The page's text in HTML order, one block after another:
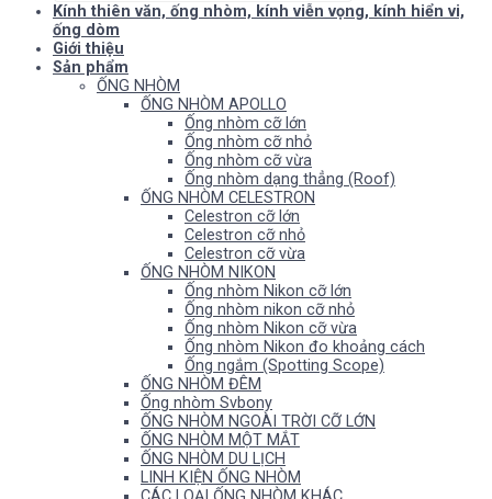
Kính thiên văn, ống nhòm, kính viễn vọng, kính hiển vi,
ống dòm
Giới thiệu
Sản phẩm
ỐNG NHÒM
ỐNG NHÒM APOLLO
Ống nhòm cỡ lớn
Ống nhòm cỡ nhỏ
Ống nhòm cỡ vừa
Ống nhòm dạng thẳng (Roof)
ỐNG NHÒM CELESTRON
Celestron cỡ lớn
Celestron cỡ nhỏ
Celestron cỡ vừa
ỐNG NHÒM NIKON
Ống nhòm Nikon cỡ lớn
Ống nhòm nikon cỡ nhỏ
Ống nhòm Nikon cỡ vừa
Ống nhòm Nikon đo khoảng cách
Ống ngắm (Spotting Scope)
ỐNG NHÒM ĐÊM
Ống nhòm Svbony
ỐNG NHÒM NGOÀI TRỜI CỠ LỚN
ỐNG NHÒM MỘT MẮT
ỐNG NHÒM DU LỊCH
LINH KIỆN ỐNG NHÒM